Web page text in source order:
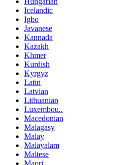
Icelandic
Igbo
Javanese
Kannada
Kazakh
Khmer
Kurdish
Kyrgyz
Latin
Latvian
Lithuanian
Luxembou..
Macedonian
Malagasy
Malay
Malayalam
Maltese